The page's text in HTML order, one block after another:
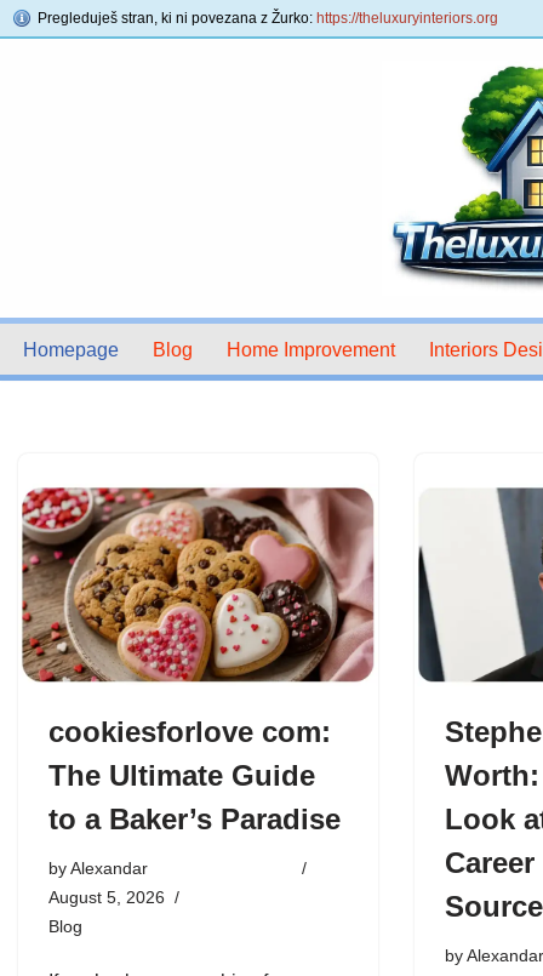
Pregleduješ stran, ki ni povezana z Žurko: https://theluxuryinteriors.org